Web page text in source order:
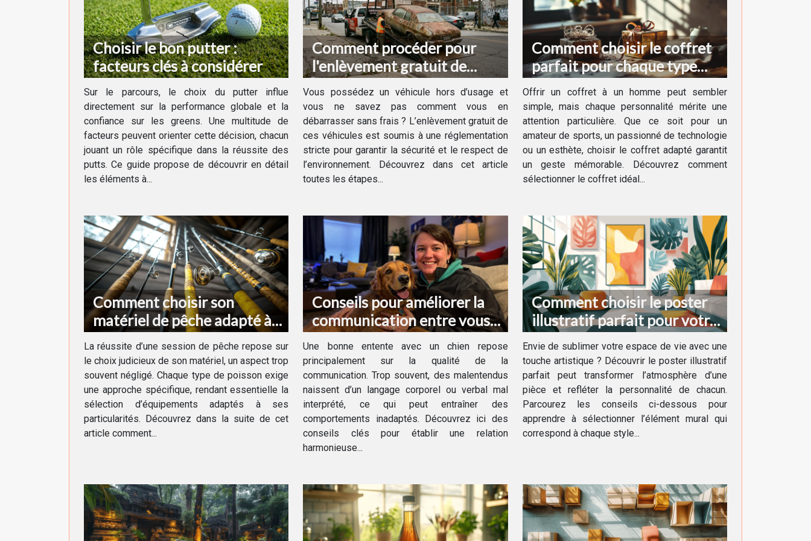
Choisir le bon putter :
facteurs clés à considérer
Sur le parcours, le choix du putter influe
directement sur la performance globale et la
confiance sur les greens. Une multitude de
facteurs peuvent orienter cette décision, chacun
jouant un rôle spécifique dans la réussite des
putts. Ce guide propose de découvrir en détail
les éléments à...
Comment procéder pour
l'enlèvement gratuit de
votre véhicule hors d'usage ?
Vous possédez un véhicule hors d’usage et
vous ne savez pas comment vous en
débarrasser sans frais ? L’enlèvement gratuit de
ces véhicules est soumis à une réglementation
stricte pour garantir la sécurité et le respect de
l’environnement. Découvrez dans cet article
toutes les étapes...
Comment choisir le coffret
parfait pour chaque type
d'homme ?
Offrir un coffret à un homme peut sembler
simple, mais chaque personnalité mérite une
attention particulière. Que ce soit pour un
amateur de sports, un passionné de technologie
ou un esthète, choisir le coffret adapté garantit
un geste mémorable. Découvrez comment
sélectionner le coffret idéal...
Comment choisir son
matériel de pêche adapté à
chaque type de poisson
La réussite d’une session de pêche repose sur
le choix judicieux de son matériel, un aspect trop
souvent négligé. Chaque type de poisson exige
une approche spécifique, rendant essentielle la
sélection d’équipements adaptés à ses
particularités. Découvrez dans la suite de cet
article comment...
Conseils pour améliorer la
communication entre vous
et votre chien
Une bonne entente avec un chien repose
principalement sur la qualité de la
communication. Trop souvent, des malentendus
naissent d’un langage corporel ou verbal mal
interprété, ce qui peut entraîner des
comportements inadaptés. Découvrez ici des
conseils clés pour établir une relation
harmonieuse...
Comment choisir le poster
illustratif parfait pour votre
décoration intérieure
Envie de sublimer votre espace de vie avec une
touche artistique ? Découvrir le poster illustratif
parfait peut transformer l’atmosphère d’une
pièce et refléter la personnalité de chacun.
Parcourez les conseils ci-dessous pour
apprendre à sélectionner l’élément mural qui
correspond à chaque style...